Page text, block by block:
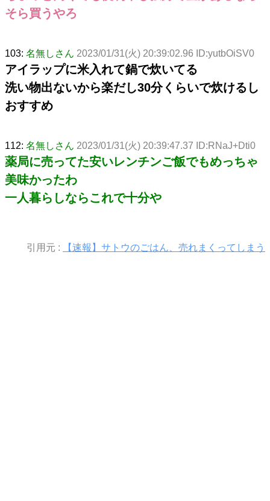
そら買うやろ
103: 名無しさん 2023/01/31(火) 20:39:02.96 ID:yutbOiSV0
アイラップに米入れて鍋で炊いてる
洗い物出ないから楽だし30分くらいで炊けるし
おすすめ
112: 名無しさん 2023/01/31(火) 20:39:47.37 ID:RNaJ+Dti0
薬局に売ってた安いレンチンご飯でもめっちゃ
美味かったわ
一人暮らしならこれで十分や
引用元 : 【速報】サトウのごはん、売れまくってしまう